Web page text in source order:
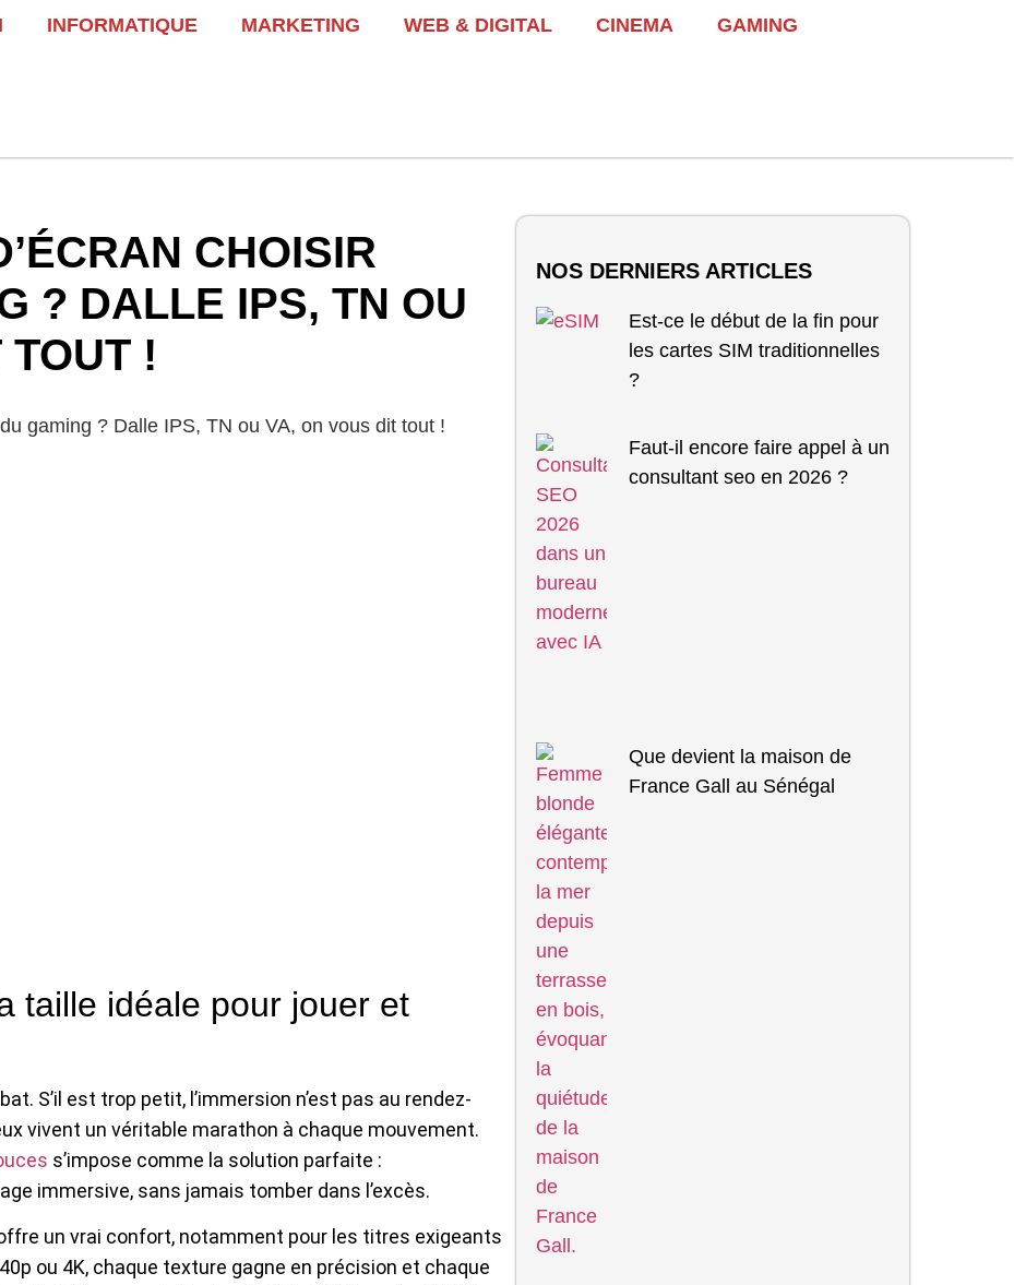
INFORMATIQUE MARKETING WEB & DIGITAL CINEMA GAMING
CHOISIR
? DALLE IPS, TN OU
!
taille idéale pour jouer et
S’il est trop petit, l’immersion n’est pas au rendez-
vivent un véritable marathon à chaque mouvement.
s’impose comme la solution parfaite :
immersive, sans jamais tomber dans l’excès.
un vrai confort, notamment pour les titres exigeants
ou 4K, chaque texture gagne en précision et chaque
NOS DERNIERS ARTICLES
Est-ce le début de la fin pour
les cartes SIM traditionnelles
?
Faut-il encore faire appel à un
consultant seo en 2026 ?
Que devient la maison de
France Gall au Sénégal